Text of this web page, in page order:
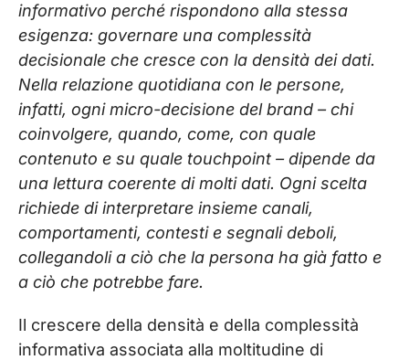
informativo perché rispondono alla stessa
esigenza: governare una complessità
decisionale che cresce con la densità dei dati.
Nella relazione quotidiana con le persone,
infatti, ogni micro-decisione del brand – chi
coinvolgere, quando, come, con quale
contenuto e su quale touchpoint – dipende da
una lettura coerente di molti dati. Ogni scelta
richiede di interpretare insieme canali,
comportamenti, contesti e segnali deboli,
collegandoli a ciò che la persona ha già fatto e
a ciò che potrebbe fare.
Il crescere della densità e della complessità
informativa associata alla moltitudine di